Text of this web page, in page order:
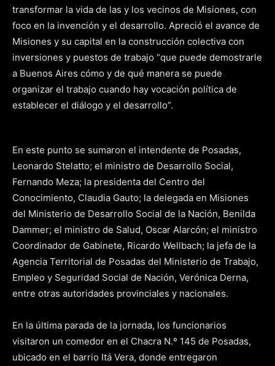
transformar la vida de las y los vecinos de Misiones, con
foco en la invención y el desarrollo. Apreció el avance de
Misiones y su capital en la construcción colectiva con
inversiones y puestos de trabajo “que puede demostrarle
a Buenos Aires cómo y de qué manera se puede
organizar el trabajo cuando hay vocación política de
establecer el diálogo y el desarrollo”.
En este punto se sumaron el intendente de Posadas,
Leonardo Stelatto; el ministro de Desarrollo Social,
Fernando Meza; la presidenta del Centro del
Conocimiento, Claudia Gauto; la delegada en Misiones
del Ministerio de Desarrollo Social de la Nación, Benilda
Dammer; el ministro de Salud, Oscar Alarcón; el ministro
Coordinador de Gabinete, Ricardo Wellbach; la jefa de la
Agencia Territorial de Posadas del Ministerio de Trabajo,
Empleo y Seguridad Social de Nación, Verónica Derna,
entre otras autoridades provinciales y nacionales.
En la última parada de la jornada, los funcionarios
visitaron un comedor en el Chacra N.º 145 de Posadas,
ubicado en el barrio Itá Vera, donde entregaron